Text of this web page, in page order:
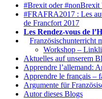
#Brexit oder #nonBrexit
#FRAFRA2017 : Les
de Francfort 2017
Les Rendez-vous de
Französischunterricht
Workshop –
Aktuelles auf unserem
Apprendre l’allemand:
Apprendre le français –
Argumente für
Autor dieses Blogs